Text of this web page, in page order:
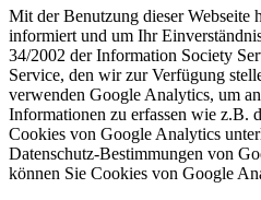
Mit der Benutzung dieser Webseite
informiert und um Ihr
34/2002 der Information Society
Service, den wir zur Verfügung
verwenden Google Analytics, um
Informationen zu erfassen wie z.B.
Cookies von Google Analytics
Datenschutz-Bestimmungen von
können Sie Cookies von Google